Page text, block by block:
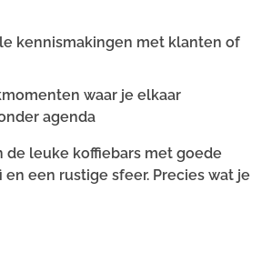
kennismakingen met klanten of
waar je elkaar
agenda
de leuke koffiebars met goede
en een rustige sfeer. Precies wat je